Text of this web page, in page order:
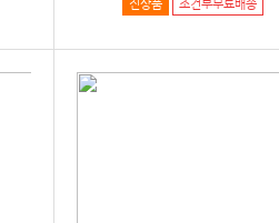
진상품 조건부무료배송